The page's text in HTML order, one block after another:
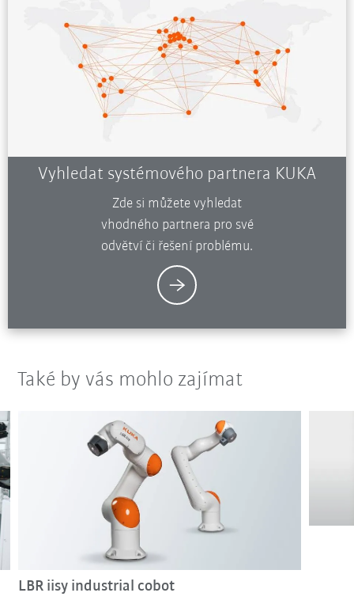
Vyhledat systémového partnera KUKA
Zde si můžete vyhledat
vhodného partnera pro své
odvětví či řešení problému.
Také by vás mohlo zajímat
LBR iisy industrial cobot